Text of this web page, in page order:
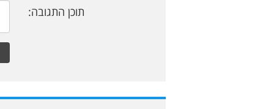
תוכן התגובה: